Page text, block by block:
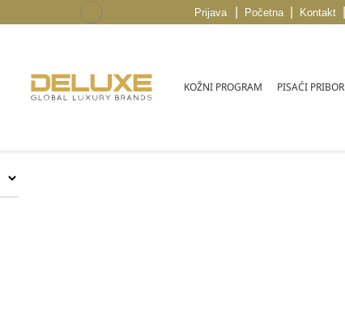
Prijava Početna Kontakt
KOŽNI PROGRAM PISAĆI PRIBOR